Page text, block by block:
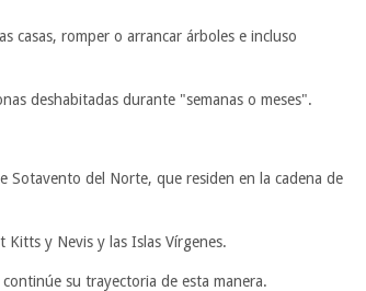
casas, romper o arrancar árboles e incluso
deshabitadas durante "semanas o meses".
Sotavento del Norte, que residen en la cadena de
y Nevis y las Islas Vírgenes.
su trayectoria de esta manera.